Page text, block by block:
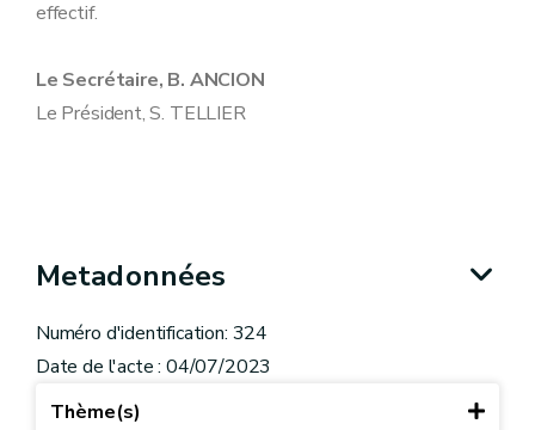
effectif.
Le Secrétaire, B. ANCION
Le Président, S. TELLIER
Metadonnées
Numéro d'identification: 324
Date de l'acte : 04/07/2023
Thème(s)